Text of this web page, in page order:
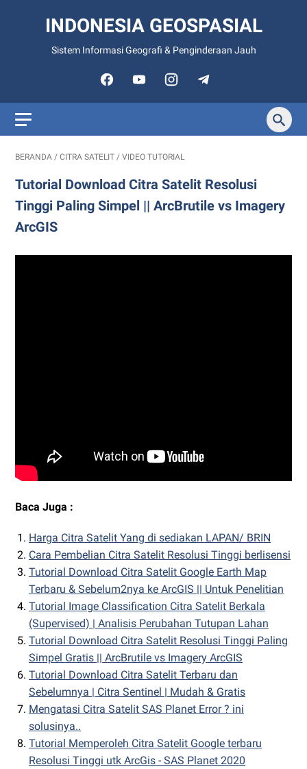
INDONESIA GEOSPASIAL
Sistem Informasi Geografi & Penginderaan Jauh
BERANDA / CITRA SATELIT / VIDEO TUTORIAL
Tutorial Download Citra Satelit Resolusi
Tinggi Paling Simpel || ArcBrutile vs Imagery
ArcGIS
Baca Juga :
Harga Citra Satelit Yang di sediakan LAPAN/ BRIN
Cara Pembelian Citra Satelit Resolusi Tinggi berlisensi
Tutorial Download Citra Satelit Google Earth Map
Terbaru & Sebelum2nya ke ArcGIS || Untuk Penelitian
Tutorial Image Classification Citra Satelit Berkala
(Supervised) | Analisis Perubahan Tutupan Lahan
Tutorial Download Citra Satelit Resolusi Tinggi Paling
Simpel Gratis || ArcBrutile vs Imagery ArcGIS
Tutorial Download Citra Satelit Terbaru dan
Sebelumnya | Citra Sentinel | Mudah & Gratis
Mengatasi Citra Satelit SAS Planet Error ? ini
solusinya..
Tutorial Memperoleh Citra Satelit Google terbaru
Resolusi Tinggi utk ArcGis - SAS Planet 2020